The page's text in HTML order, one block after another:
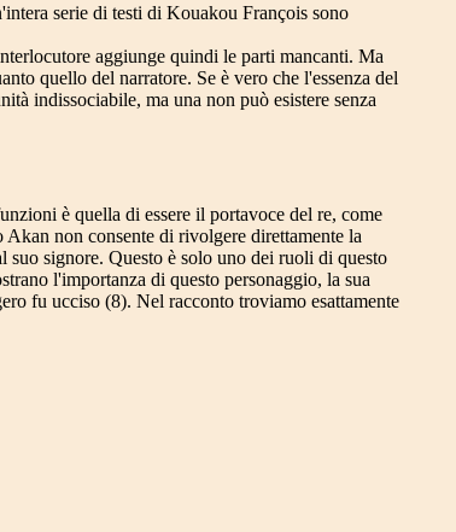
serie di testi di Kouakou François sono
aggiunge quindi le parti mancanti. Ma
quello del narratore. Se è vero che l'essenza del
indissociabile, ma una non può esistere senza
è quella di essere il portavoce del re, come
non consente di rivolgere direttamente la
suo signore. Questo è solo uno dei ruoli di questo
l'importanza di questo personaggio, la sua
fu ucciso (8). Nel racconto troviamo esattamente